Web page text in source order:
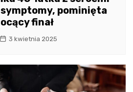
pominięta
finał
3 kwietnia 2025